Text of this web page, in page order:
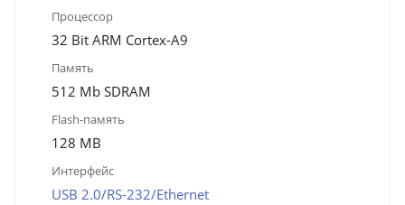
Процессор
32 Bit ARM Cortex-A9
Память
512 Mb SDRAM
Flash-память
128 MB
Интерфейс
USB 2.0/RS-232/Ethernet